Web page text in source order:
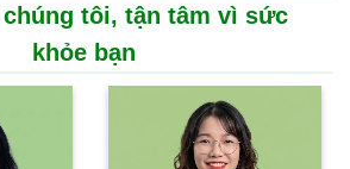
tôi, tận tâm vì sức
khỏe bạn